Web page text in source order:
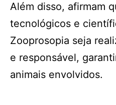
Além disso, afirmam
tecnológicos e
Zooprosopia seja
e responsável,
animais envolvidos.